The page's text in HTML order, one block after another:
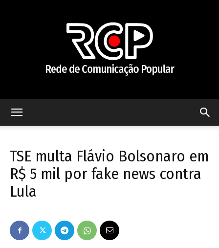
TSE multa Flávio Bolsonaro em
R$ 5 mil por fake news contra
Lula